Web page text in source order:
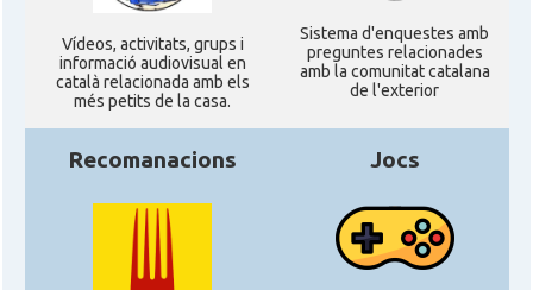
Ví­deos, activitats, grups i
informació audiovisual en
català relacionada amb els
més petits de la casa.
Sistema d'enquestes amb
preguntes relacionades
amb la comunitat catalana
de l'exterior
Recomanacions Jocs